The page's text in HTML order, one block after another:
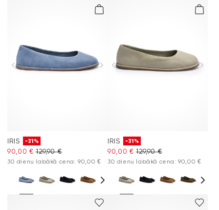
IRIS -31%
90,00 € 129,90 €
30 dienu labākā cena: 90,00 €
IRIS -31%
90,00 € 129,90 €
30 dienu labākā cena: 90,00 €